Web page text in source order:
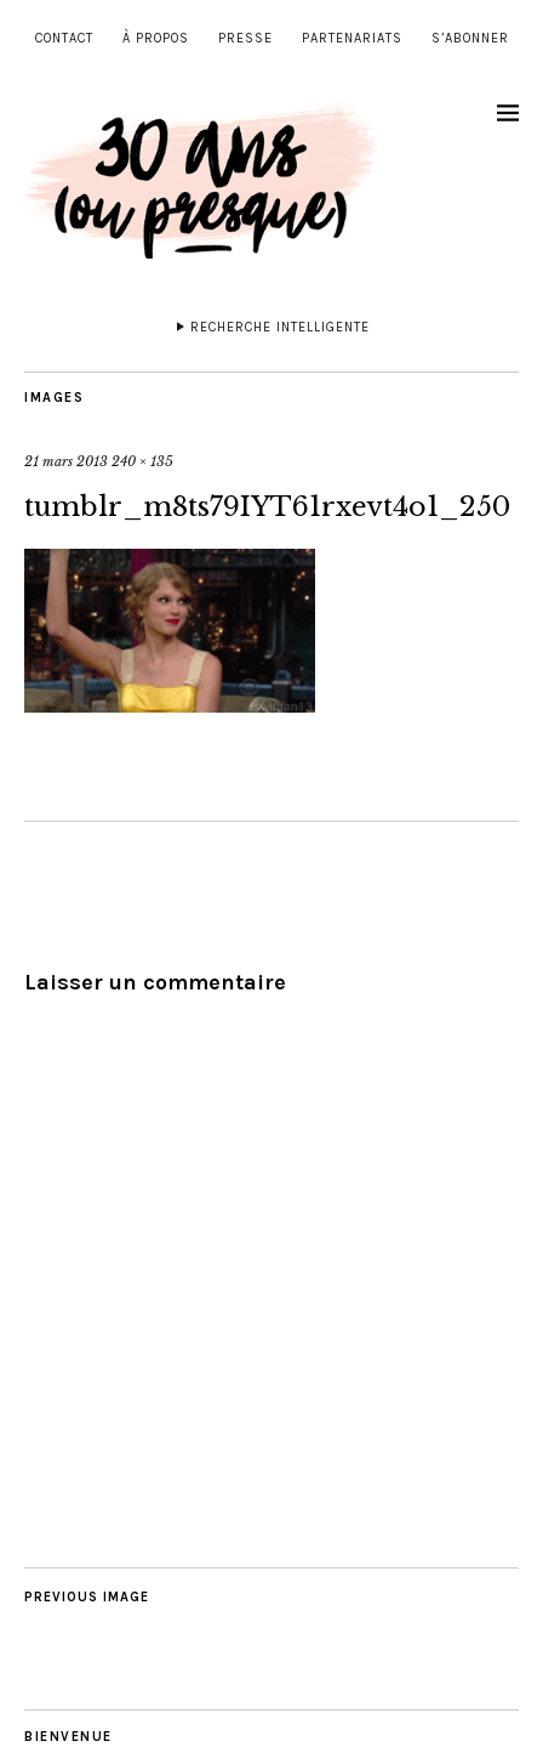
CONTACT À PROPOS PRESSE PARTENARIATS S’ABONNER
RECHERCHE INTELLIGENTE
IMAGES
21 mars 2013 240 × 135
tumblr_m8ts79IYT61rxevt4o1_250
Laisser un commentaire
PREVIOUS IMAGE
BIENVENUE